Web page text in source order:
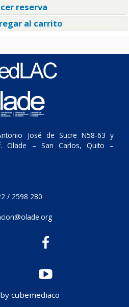
reserva
al carrito
José de Sucre N58-63 y
Olade – San Carlos, Quito –
/ 2598 280
cubemediaco